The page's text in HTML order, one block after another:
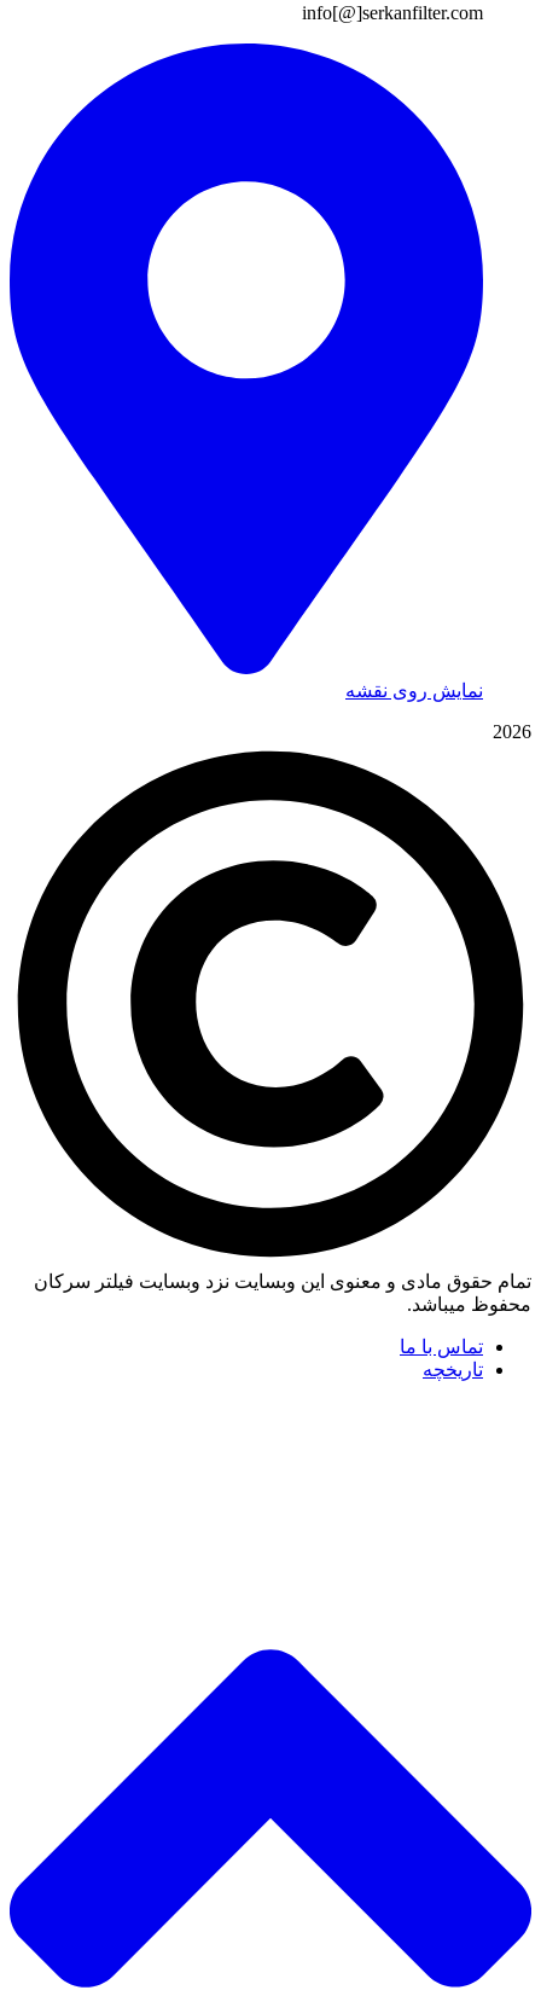
info[@]serkanfilter.com
نمایش روی نقشه
2026
تمام حقوق مادی و معنوی این وبسایت نزد وبسایت فیلتر سرکان
محفوظ میباشد.
تماس با ما
تاریخچه